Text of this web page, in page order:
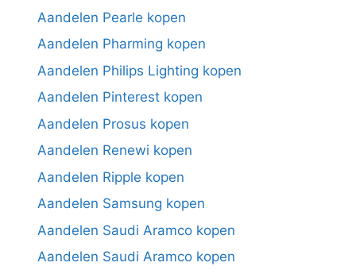
Aandelen Pearle kopen
Aandelen Pharming kopen
Aandelen Philips Lighting kopen
Aandelen Pinterest kopen
Aandelen Prosus kopen
Aandelen Renewi kopen
Aandelen Ripple kopen
Aandelen Samsung kopen
Aandelen Saudi Aramco kopen
Aandelen Saudi Aramco kopen